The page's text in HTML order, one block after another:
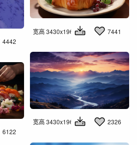
4442
宽高 3430x1960 7441
宽高 3430x1960
2326
6122